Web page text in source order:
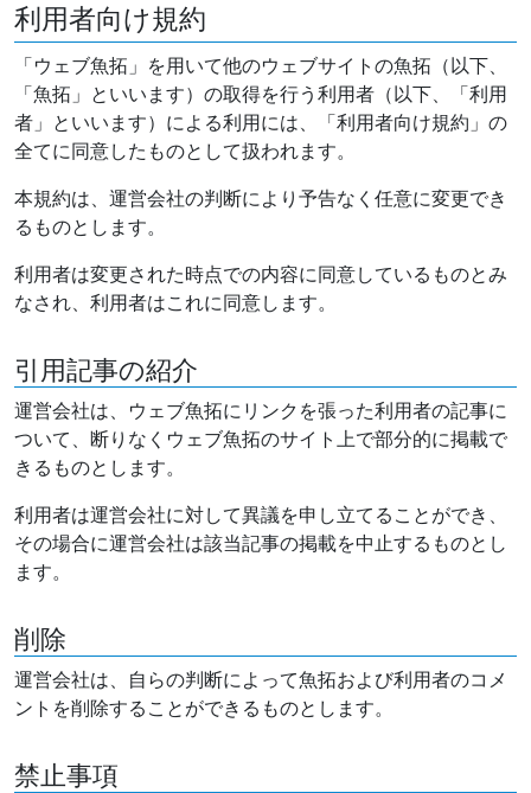
利用者向け規約
「ウェブ魚拓」を用いて他のウェブサイトの魚拓（以下、
「魚拓」といいます）の取得を行う利用者（以下、「利用
者」といいます）による利用には、「利用者向け規約」の
全てに同意したものとして扱われます。
本規約は、運営会社の判断により予告なく任意に変更でき
るものとします。
利用者は変更された時点での内容に同意しているものとみ
なされ、利用者はこれに同意します。
引用記事の紹介
運営会社は、ウェブ魚拓にリンクを張った利用者の記事に
ついて、断りなくウェブ魚拓のサイト上で部分的に掲載で
きるものとします。
利用者は運営会社に対して異議を申し立てることができ、
その場合に運営会社は該当記事の掲載を中止するものとし
ます。
削除
運営会社は、自らの判断によって魚拓および利用者のコメ
ントを削除することができるものとします。
禁止事項